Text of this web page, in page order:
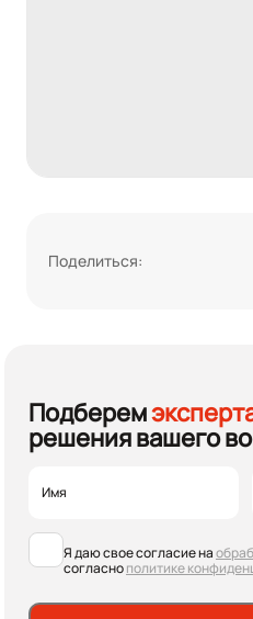
Поделиться:
Подберем
решения вашего
Я даю свое согласие на
согласнополитике